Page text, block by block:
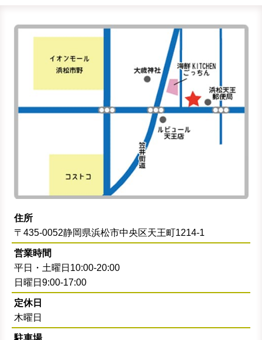
住所
〒435-0052静岡県浜松市中央区天王町1214-1
営業時間
平日・土曜日10:00-20:00
日曜日9:00-17:00
定休日
木曜日
駐車場